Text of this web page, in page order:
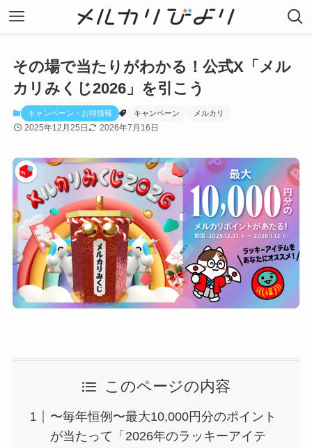
その場で当たりがわかる！公式X「メル
カリみくじ2026」を引こう
キャンペーン・お得情報 キャンペーン メルカリ
2025年12月25日 2026年7月16日
このページの内容
〜毎年恒例〜最大10,000円分のポイント
が当たって「2026年のラッキーアイテ